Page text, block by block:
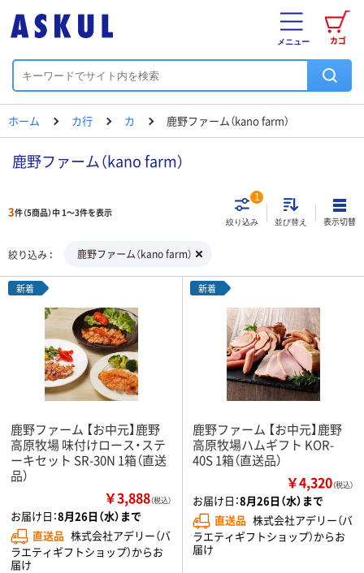
カゴ
メニュー
ホーム カ行 カ 鹿野ファーム（kano farm）
鹿野ファーム（kano farm）
3件（5商品）中 1～3件を表示
絞り込み
1
並び替え 表示切替
絞り込み 鹿野ファーム（kano farm）
新着
鹿野ファーム 【お中元】鹿野
高原牧場 味付けロース・ステ
ーキセット SR-30N 1箱（直送
品）
￥3,888（税込）
お届け日：8月26日（水）まで
直送品 株式会社アデリー（バ
ラエティギフトショップ）からお
届け
新着
鹿野ファーム 【お中元】鹿野
高原牧場ハムギフト KOR-
40S 1箱（直送品）
￥4,320（税込）
お届け日：8月26日（水）まで
直送品 株式会社アデリー（バ
ラエティギフトショップ）からお
届け